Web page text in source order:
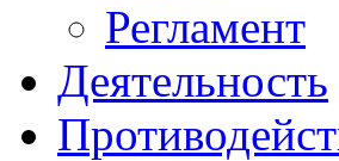
Регламент
Деятельность